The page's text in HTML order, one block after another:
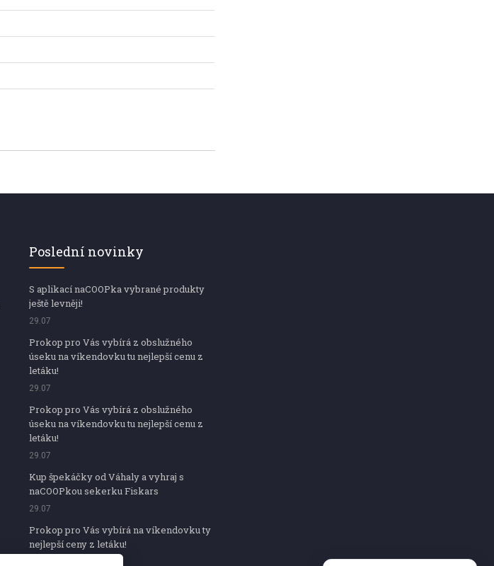
Poslední novinky
S aplikací naCOOPka vybrané produkty
ještě levněji!
29.07
Prokop pro Vás vybírá z obslužného
úseku na víkendovku tu nejlepší cenu z
letáku!
29.07
Prokop pro Vás vybírá z obslužného
úseku na víkendovku tu nejlepší cenu z
letáku!
29.07
Kup špekáčky od Váhaly a vyhraj s
naCOOPkou sekerku Fiskars
29.07
Prokop pro Vás vybírá na víkendovku ty
nejlepší ceny z letáku!